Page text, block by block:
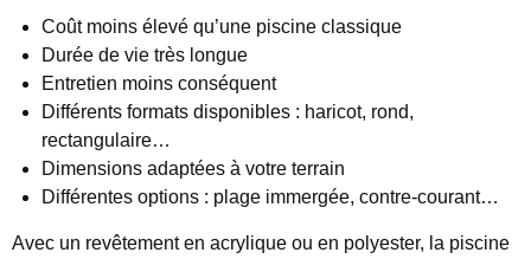
Coût moins élevé qu’une piscine classique
Durée de vie très longue
Entretien moins conséquent
Différents formats disponibles : haricot, rond,
rectangulaire…
Dimensions adaptées à votre terrain
Différentes options : plage immergée, contre-courant…
Avec un revêtement en acrylique ou en polyester, la piscine